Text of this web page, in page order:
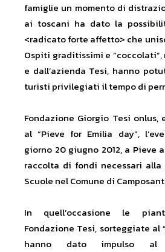
famiglie un momento di
ai toscani ha dato la
<radicato forte affetto> che
Ospiti graditissimi e
e dall’azienda Tesi, hanno
turisti privilegiati il tempo di
Fondazione Giorgio Tesi onlus,
al “Pieve for Emilia day”,
giorno 20 giugno 2012, a Pieve
raccolta di fondi necessari
Scuole nel Comune di
In quell’occasione le
Fondazione Tesi, sorteggiate al
hanno dato impulso al